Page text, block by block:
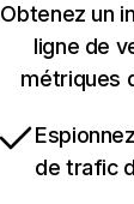
Obtenez un
ligne de
métriques
de trafic